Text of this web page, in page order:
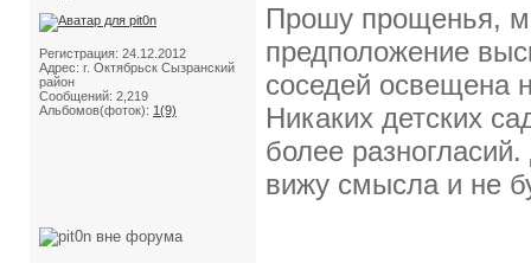
Регистрация: 24.12.2012
Адрес: г. Октябрьск Сызранский
район
Сообщений: 2,219
Альбомов(фоток): 1(9)
Прошу прощенья,
предположение
соседей освещена
Никаких детских
более
вижу смысла и не